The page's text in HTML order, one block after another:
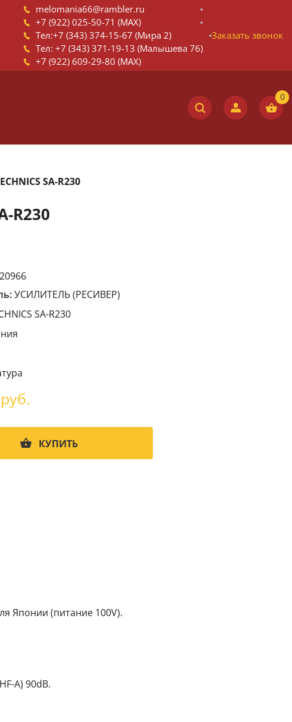
melomania66@rambler.ru
+7 (922) 025-50-71 (MAX)
Тел:+7 (343) 374-15-67 (Мира 2)
Тел: +7 (343) 371-19-13 (Малышева 76)
+7 (922) 609-29-80 (MAX)
Заказать звонок
SA-R230
R230
УСИЛИТЕЛЬ (РЕСИВЕР)
SA-R230
руб.
КУПИТЬ
Японии (питание 100V).
A) 90dB.